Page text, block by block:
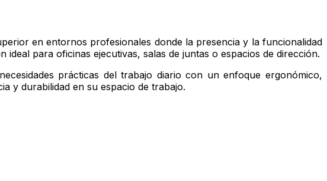
en entornos profesionales donde la presencia y la funcionalidad
para oficinas ejecutivas, salas de juntas o espacios de dirección.
prácticas del trabajo diario con un enfoque ergonómico,
y durabilidad en su espacio de trabajo.